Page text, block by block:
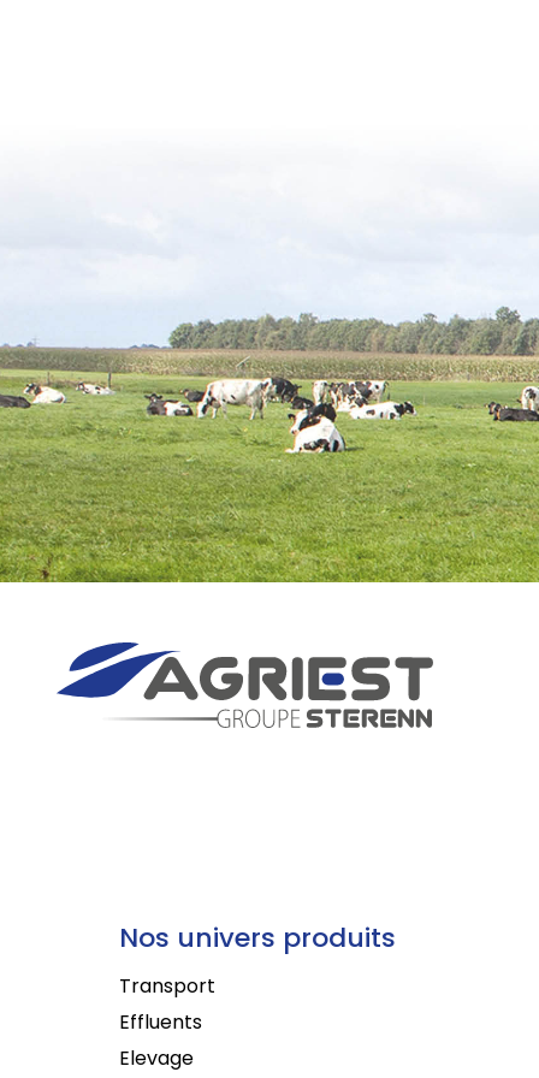
Nos univers produits
Transport
Effluents
Elevage